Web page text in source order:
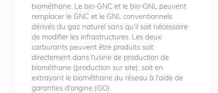
biométhane. Le bio-GNC et le bio-GNL peuvent
remplacer le GNC et le GNL conventionnels
dérivés du gaz naturel sans qu'il soit nécessaire
de modifier les infrastructures. Les deux
carburants peuvent être produits soit
directement dans l'usine de production de
biométhane (production sur site), soit en
extrayant le biométhane du réseau à l'aide de
garanties d'origine (GO).